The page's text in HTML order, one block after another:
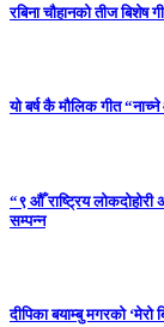
रबिना चौहानको तीज बिशेष
यो बर्ष कै मौलिक गीत
“९ औँ राष्ट्रिय
सम्पन्न
दीपिका बयाम्बु मगरको ‘मेरो